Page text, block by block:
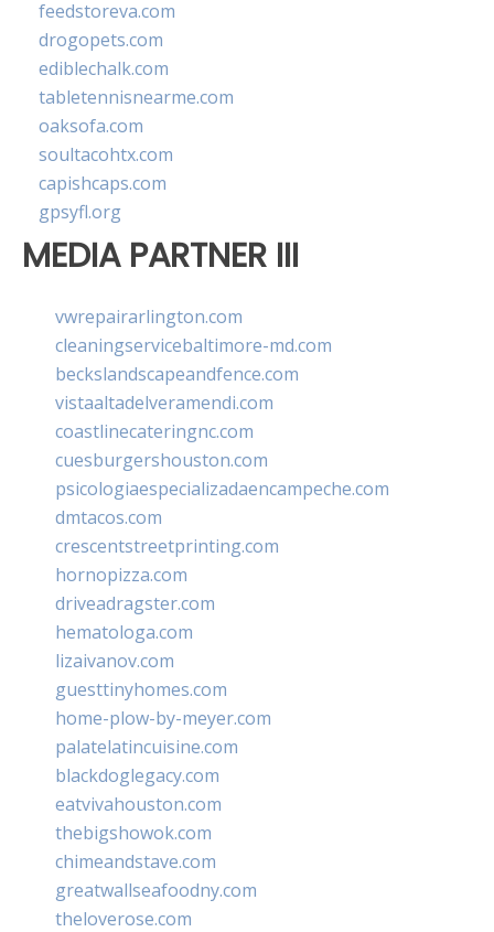
feedstoreva.com
drogopets.com
ediblechalk.com
tabletennisnearme.com
oaksofa.com
soultacohtx.com
capishcaps.com
gpsyfl.org
MEDIA PARTNER III
vwrepairarlington.com
cleaningservicebaltimore-md.com
beckslandscapeandfence.com
vistaaltadelveramendi.com
coastlinecateringnc.com
cuesburgershouston.com
psicologiaespecializadaencampeche.com
dmtacos.com
crescentstreetprinting.com
hornopizza.com
driveadragster.com
hematologa.com
lizaivanov.com
guesttinyhomes.com
home-plow-by-meyer.com
palatelatincuisine.com
blackdoglegacy.com
eatvivahouston.com
thebigshowok.com
chimeandstave.com
greatwallseafoodny.com
theloverose.com